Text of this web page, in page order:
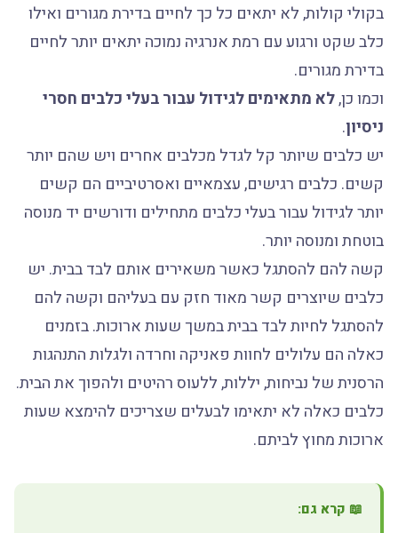
בקולי קולות, לא יתאים כל כך לחיים בדירת מגורים ואילו
כלב שקט ורגוע עם רמת אנרגיה נמוכה יתאים יותר לחיים
בדירת מגורים.
וכמו כן,לא מתאימים לגידול עבור בעלי כלבים חסרי
ניסיון.
יש כלבים שיותר קל לגדל מכלבים אחרים ויש שהם יותר
קשים. כלבים רגישים, עצמאיים ואסרטיביים הם קשים
יותר לגידול עבור בעלי כלבים מתחילים ודורשים יד מנוסה
בוטחת ומנוסה יותר.
קשה להם להסתגל כאשר משאירים אותם לבד בבית. יש
כלבים שיוצרים קשר מאוד חזק עם בעליהם וקשה להם
להסתגל לחיות לבד בבית במשך שעות ארוכות. בזמנים
כאלה הם עלולים לחוות פאניקה וחרדה ולגלות התנהגות
הרסנית של נביחות, יללות, ללעוס רהיטים ולהפוך את הבית.
כלבים כאלה לא יתאימו לבעלים שצריכים להימצא שעות
ארוכות מחוץ לביתם.
📖 קרא גם: